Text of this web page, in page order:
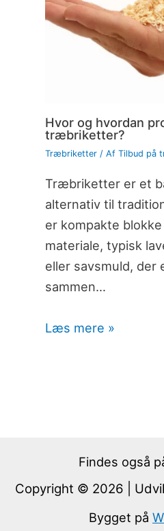
Hvor og hvordan
træbriketter?
Træbriketter/ Af Tilbud på
Træbriketter er et
alternativ til
er kompakte
materiale, typisk
eller savsmuld, der
sammen…
Læs mere »
Findes også
Copyright © 2026 |
Bygget på